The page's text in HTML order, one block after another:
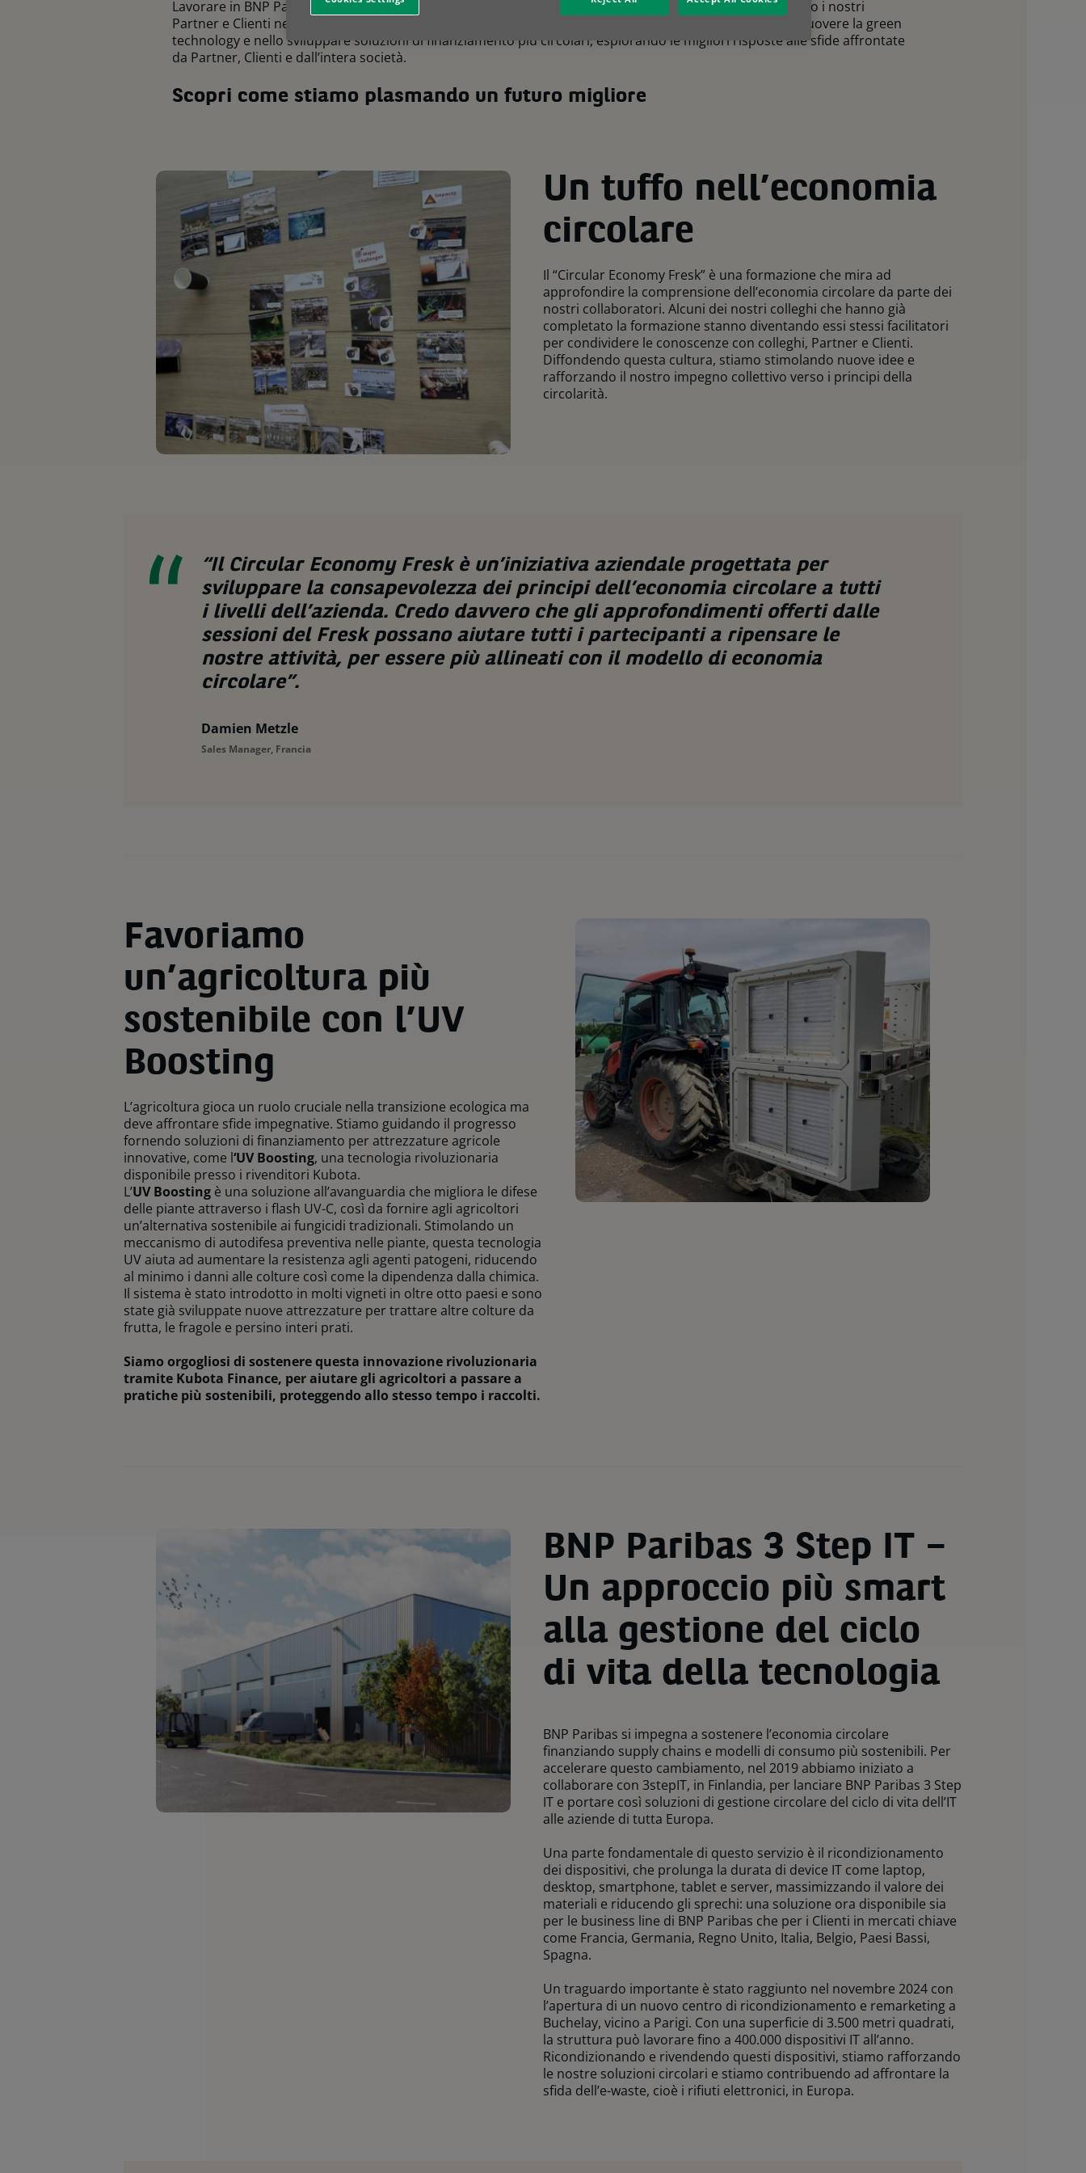
Lavorare in BNP Paribas Leasing Solutions ti offre l’opportunità di fare davvero la differenza. Supportando i nostri
Partner e Clienti nella loro transizione verso un futuro più sostenibile, il nostro lavoro consiste nel promuovere la green
technology e nello sviluppare soluzioni di finanziamento più circolari, esplorando le migliori risposte alle sfide affrontate
da Partner, Clienti e dall’intera società.
Scopri come stiamo plasmando un futuro migliore
Un tuffo nell’economia
circolare
Il “Circular Economy Fresk” è una formazione che mira ad
approfondire la comprensione dell’economia circolare da parte dei
nostri collaboratori. Alcuni dei nostri colleghi che hanno già
completato la formazione stanno diventando essi stessi facilitatori
per condividere le conoscenze con colleghi, Partner e Clienti.
Diffondendo questa cultura, stiamo stimolando nuove idee e
rafforzando il nostro impegno collettivo verso i principi della
circolarità.
“Il Circular Economy Fresk è un’iniziativa aziendale progettata per
sviluppare la consapevolezza dei principi dell’economia circolare a tutti
i livelli dell’azienda. Credo davvero che gli approfondimenti offerti dalle
sessioni del Fresk possano aiutare tutti i partecipanti a ripensare le
nostre attività, per essere più allineati con il modello di economia
circolare”.
Damien Metzle
Sales Manager, Francia
Favoriamo
un’agricoltura più
sostenibile con l’UV
Boosting
L’agricoltura gioca un ruolo cruciale nella transizione ecologica ma
deve affrontare sfide impegnative. Stiamo guidando il progresso
fornendo soluzioni di finanziamento per attrezzature agricole
innovative, come l‘UV Boosting, una tecnologia rivoluzionaria
disponibile presso i rivenditori Kubota.
L’UV Boosting è una soluzione all’avanguardia che migliora le difese
delle piante attraverso i flash UV-C, così da fornire agli agricoltori
un’alternativa sostenibile ai fungicidi tradizionali. Stimolando un
meccanismo di autodifesa preventiva nelle piante, questa tecnologia
UV aiuta ad aumentare la resistenza agli agenti patogeni, riducendo
al minimo i danni alle colture così come la dipendenza dalla chimica.
Il sistema è stato introdotto in molti vigneti in oltre otto paesi e sono
state già sviluppate nuove attrezzature per trattare altre colture da
frutta, le fragole e persino interi prati.
Siamo orgogliosi di sostenere questa innovazione rivoluzionaria
tramite Kubota Finance, per aiutare gli agricoltori a passare a
pratiche più sostenibili, proteggendo allo stesso tempo i raccolti.
BNP Paribas 3 Step IT –
Un approccio più smart
alla gestione del ciclo
di vita della tecnologia
BNP Paribas si impegna a sostenere l’economia circolare
finanziando supply chains e modelli di consumo più sostenibili. Per
accelerare questo cambiamento, nel 2019 abbiamo iniziato a
collaborare con 3stepIT, in Finlandia, per lanciare BNP Paribas 3 Step
IT e portare così soluzioni di gestione circolare del ciclo di vita dell’IT
alle aziende di tutta Europa.
Una parte fondamentale di questo servizio è il ricondizionamento
dei dispositivi, che prolunga la durata di device IT come laptop,
desktop, smartphone, tablet e server, massimizzando il valore dei
materiali e riducendo gli sprechi: una soluzione ora disponibile sia
per le business line di BNP Paribas che per i Clienti in mercati chiave
come Francia, Germania, Regno Unito, Italia, Belgio, Paesi Bassi,
Spagna.
Un traguardo importante è stato raggiunto nel novembre 2024 con
l’apertura di un nuovo centro di ricondizionamento e remarketing a
Buchelay, vicino a Parigi. Con una superficie di 3.500 metri quadrati,
la struttura può lavorare fino a 400.000 dispositivi IT all’anno.
Ricondizionando e rivendendo questi dispositivi, stiamo rafforzando
le nostre soluzioni circolari e stiamo contribuendo ad affrontare la
sfida dell’e-waste, cioè i rifiuti elettronici, in Europa.